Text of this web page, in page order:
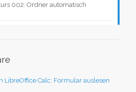
002: Ordner automatisch
LibreOffice Calc: Formular auslesen